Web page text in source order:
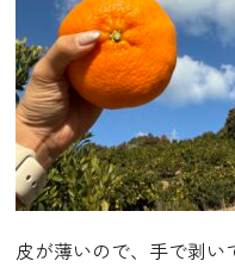
皮が薄いので、手で剥